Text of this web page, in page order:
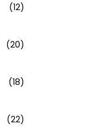
(12)
(20)
(18)
(22)